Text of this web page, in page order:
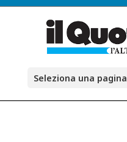
Seleziona una pagina